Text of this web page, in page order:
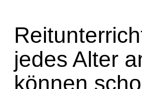
jedes Alter
können